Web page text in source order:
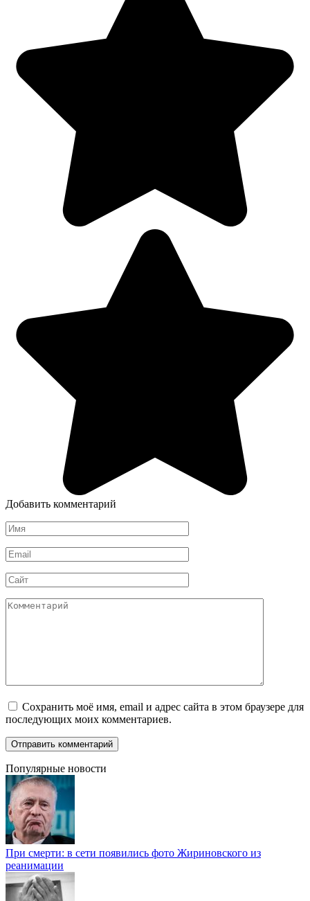
Добавить комментарий
Имя
*
Email
*
Сайт
Комментарий
Сохранить моё имя, email и адрес сайта в этом браузере для
последующих моих комментариев.
Популярные новости
При смерти: в сети появились фото Жириновского из
реанимации